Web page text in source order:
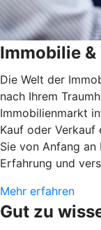
Immobilie &
Die Welt der
nach Ihrem
Immobilienmarkt
Kauf oder Verkauf
Sie von Anfang an
Erfahrung und
Mehr erfahren
Gut zu